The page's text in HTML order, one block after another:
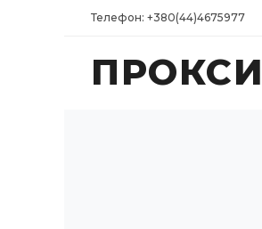
Телефон: +380(44)4675977